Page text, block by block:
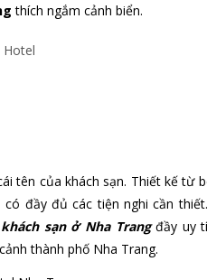
thích ngắm cảnh biển.
tên của khách sạn. Thiết kế từ
đầy đủ các tiện nghi cần
sạn ở Nha Trangđầy uy
thành phố Nha Trang.